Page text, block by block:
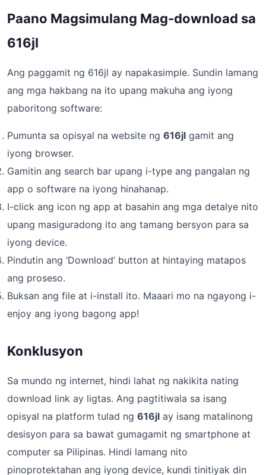
Paano Magsimulang Mag-download sa
616jl
Ang paggamit ng 616jl ay napakasimple. Sundin lamang
ang mga hakbang na ito upang makuha ang iyong
paboritong software:
Pumunta sa opisyal na website ng 616jl gamit ang
iyong browser.
Gamitin ang search bar upang i-type ang pangalan ng
app o software na iyong hinahanap.
I-click ang icon ng app at basahin ang mga detalye nito
upang masiguradong ito ang tamang bersyon para sa
iyong device.
Pindutin ang ‘Download’ button at hintaying matapos
ang proseso.
Buksan ang file at i-install ito. Maaari mo na ngayong i-
enjoy ang iyong bagong app!
Konklusyon
Sa mundo ng internet, hindi lahat ng nakikita nating
download link ay ligtas. Ang pagtitiwala sa isang
opisyal na platform tulad ng 616jl ay isang matalinong
desisyon para sa bawat gumagamit ng smartphone at
computer sa Pilipinas. Hindi lamang nito
pinoprotektahan ang iyong device, kundi tinitiyak din